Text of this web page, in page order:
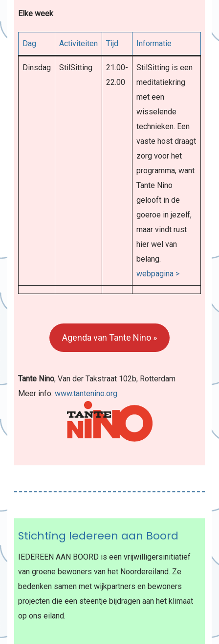
Elke week
Dag Activiteiten Tijd Informatie
Dinsdag StilSitting
21.00-
22.00
StilSitting is een
meditatiekring
met een
wisselende
technieken. Een
vaste host draagt
zorg voor het
programma, want
Tante Nino
gelooft in de
goeroe in jezelf,
maar vindt rust
hier wel van
belang.
webpagina >
Agenda van Tante Nino »
Tante Nino, Van der Takstraat 102b, Rotterdam
Meer info: www.tantenino.org
Stichting Iedereen aan Boord
IEDEREEN AAN BOORD is een vrijwilligersinitiatief
van groene bewoners van het Noordereiland. Ze
bedenken samen met wijkpartners en bewoners
projecten die een steentje bijdragen aan het klimaat
op ons eiland.